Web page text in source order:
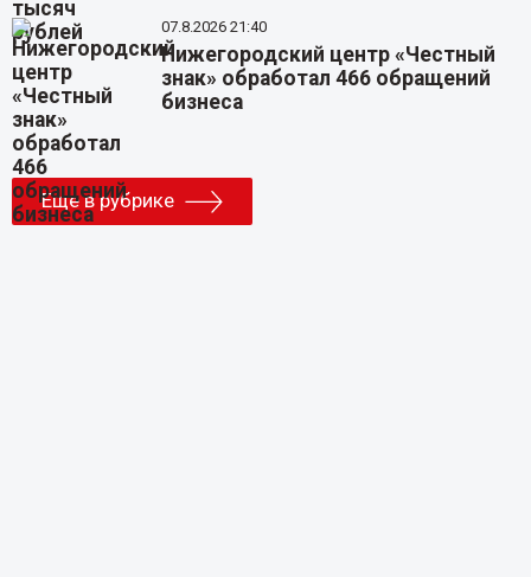
07.8.2026 21:40
Нижегородский центр «Честный
знак» обработал 466 обращений
бизнеса
Еще в рубрике